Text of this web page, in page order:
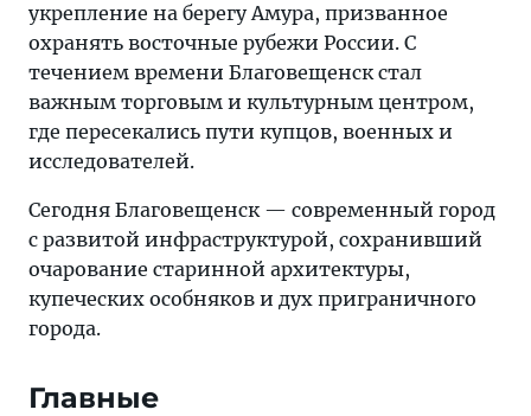
укрепление на берегу Амура, призванное
охранять восточные рубежи России. С
течением времени Благовещенск стал
важным торговым и культурным центром,
где пересекались пути купцов, военных и
исследователей.
Сегодня Благовещенск — современный город
с развитой инфраструктурой, сохранивший
очарование старинной архитектуры,
купеческих особняков и дух приграничного
города.
Главные